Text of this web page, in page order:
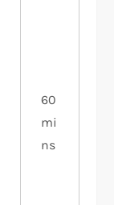
60
mi
ns